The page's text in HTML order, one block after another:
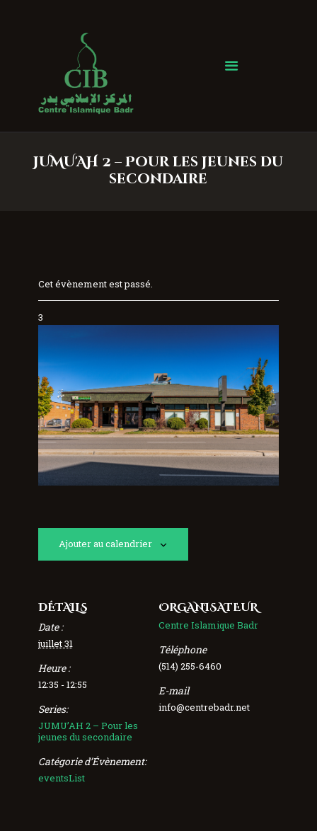
JUMU'AH 2 – Pour les jeunes du
secondaire
Centre Islamique Badr
Accueil
À propos
Services
Faire un don
Cet évènement est passé.
3
Ajouter au calendrier
DÉTAILS
Date :
juillet 31
Heure :
12:35 - 12:55
Series:
JUMU’AH 2 – Pour les
jeunes du secondaire
Catégorie d’Évènement:
eventsList
ORGANISATEUR
Centre Islamique Badr
Téléphone
(514) 255-6460
E-mail
info@centrebadr.net